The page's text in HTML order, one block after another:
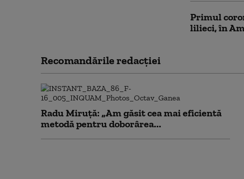
Primul
lilieci, în
Recomandările redacţiei
Radu Miruță: „Am găsit cea mai eficientă
metodă pentru doborârea...